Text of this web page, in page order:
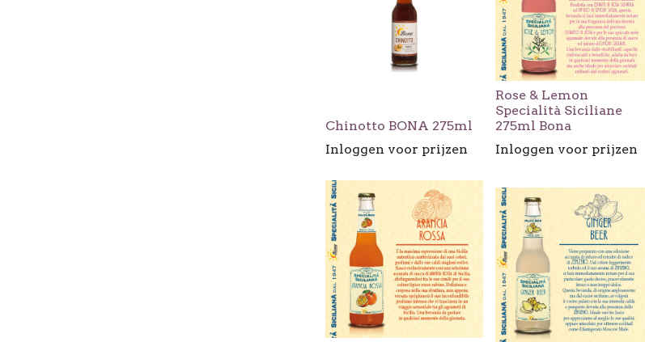
Chinotto BONA 275ml
Inloggen voor prijzen
Rose & Lemon
Specialità Siciliane
275ml Bona
Inloggen voor prijzen